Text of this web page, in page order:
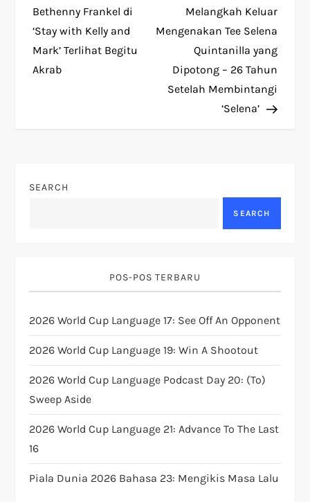
o
s
t
i
o
n
Bethenny Frankel di
‘Stay with Kelly and
Mark’ Terlihat Begitu
Akrab
Melangkah Keluar
Mengenakan Tee Selena
Quintanilla yang
Dipotong – 26 Tahun
Setelah Membintangi
‘Selena’
SEARCH
SEARCH
POS-POS TERBARU
2026 World Cup Language 17: See Off An Opponent
2026 World Cup Language 19: Win A Shootout
2026 World Cup Language Podcast Day 20: (to)
Sweep Aside
2026 World Cup Language 21: Advance To The Last
16
Piala Dunia 2026 Bahasa 23: Mengikis Masa Lalu